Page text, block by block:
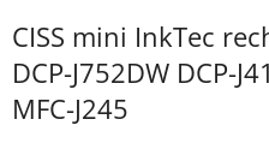
CISS mini InkTec
DCP-J752DW DCP-
MFC-J245